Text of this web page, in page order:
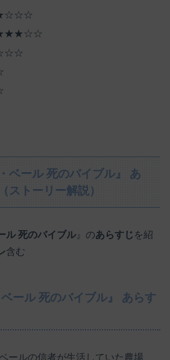
★★★☆☆
ベール 死のバイブル』 あ
ストーリー解説）
ル 死のバイブル』のあらすじ を紹
含む
ール 死のバイブル』 あらす
ールの信者が生活していた農場